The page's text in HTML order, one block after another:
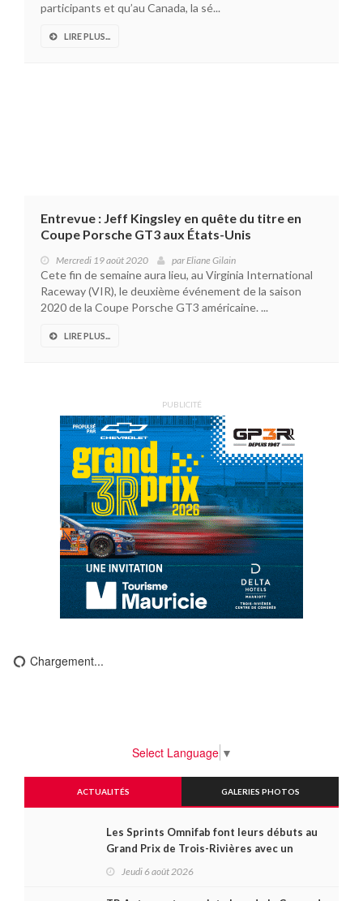
participants et qu’au Canada, la sé...
LIRE PLUS...
Entrevue : Jeff Kingsley en quête du titre en
Coupe Porsche GT3 aux États-Unis
Mercredi 19 août 2020 parEliane Gilain
Cete fin de semaine aura lieu, au Virginia International
Raceway (VIR), le deuxième événement de la saison
2020 de la Coupe Porsche GT3 américaine. ...
LIRE PLUS...
PUBLICITÉ
Chargement...
Select Language ▼
ACTUALITÉS GALERIES PHOTOS
Les Sprints Omnifab font leurs débuts au
Grand Prix de Trois-Rivières avec un
Jeudi 6 août 2026